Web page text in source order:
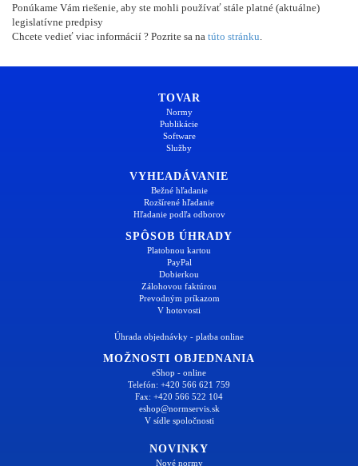
Ponúkame Vám riešenie, aby ste mohli používať stále platné (aktuálne)
legislatívne predpisy
Chcete vedieť viac informácií ? Pozrite sa na túto stránku
TOVAR
Normy
Publikácie
Software
Služby
VYHĽADÁVANIE
Bežné hľadanie
Rozšírené hľadanie
Hľadanie podľa odborov
SPÔSOB ÚHRADY
Platobnou kartou
PayPal
Dobierkou
Zálohovou faktúrou
Prevodným príkazom
V hotovosti
Úhrada objednávky - platba online
MOŽNOSTI OBJEDNANIA
eShop - online
Telefón: +420 566 621 759
Fax: +420 566 522 104
eshop@normservis.sk
V sídle spoločnosti
NOVINKY
Nové normy